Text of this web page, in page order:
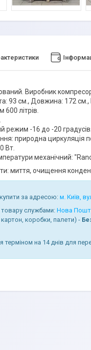
Виробник
93 см., Довжина: 172
літрів.
режим -16 до -20 градусів.
природна циркуляція
Вт.
механічний:
миття, очищення
за адресою: м. Київ,
службами: Нова
коробки, палети) -
терміном на 14 днів для